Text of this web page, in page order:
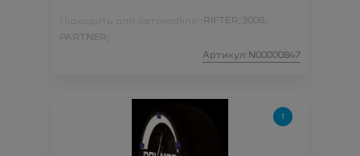
Підходить для автомобіля : RIFTER; 3008;
PARTNER;
Артикул:N00000847